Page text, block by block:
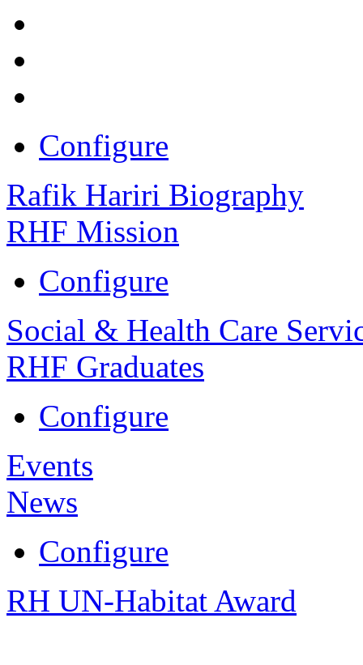
Configure
Rafik Hariri Biography
RHF Mission
Configure
Social & Health Care
RHF Graduates
Configure
Events
News
Configure
RH UN-Habitat Award